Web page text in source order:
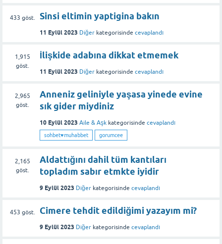
433 göst. Sinsi eltimin yaptigina bakın
11 Eylül 2023 Diğer kategorisinde cevaplandı
1,915
göst.
İlişkide adabına dikkat etmemek
11 Eylül 2023 Diğer kategorisinde cevaplandı
2,965
göst.
Anneniz geliniyle yaşasa yinede evine
sık gider miydiniz
10 Eylül 2023 Aile & Aşk kategorisinde cevaplandı
sohbet♥️muhabbet gorumcee
2,165
göst.
Aldattığını dahil tüm kantıları
topladım sabır etmkte iyidir
9 Eylül 2023 Diğer kategorisinde cevaplandı
453 göst. Cimere tehdit edildiğimi yazayım mi?
9 Eylül 2023 Diğer kategorisinde cevaplandı